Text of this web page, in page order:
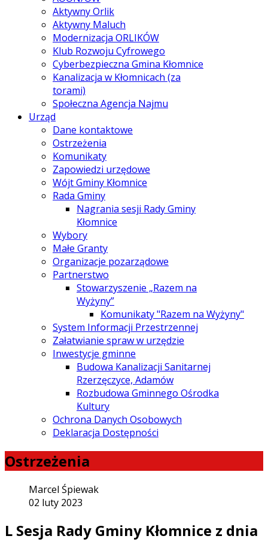
Aktywny Orlik
Aktywny Maluch
Modernizacja ORLIKÓW
Klub Rozwoju Cyfrowego
Cyberbezpieczna Gmina Kłomnice
Kanalizacja w Kłomnicach (za
torami)
Społeczna Agencja Najmu
Urząd
Dane kontaktowe
Ostrzeżenia
Komunikaty
Zapowiedzi urzędowe
Wójt Gminy Kłomnice
Rada Gminy
Nagrania sesji Rady Gminy
Kłomnice
Wybory
Małe Granty
Organizacje pozarządowe
Partnerstwo
Stowarzyszenie „Razem na
Wyżyny”
Komunikaty "Razem na Wyżyny"
System Informacji Przestrzennej
Załatwianie spraw w urzędzie
Inwestycje gminne
Budowa Kanalizacji Sanitarnej
Rzerzęczyce, Adamów
Rozbudowa Gminnego Ośrodka
Kultury
Ochrona Danych Osobowych
Deklaracja Dostępności
Ostrzeżenia
Marcel Śpiewak
02 luty 2023
L Sesja Rady Gminy Kłomnice z dnia